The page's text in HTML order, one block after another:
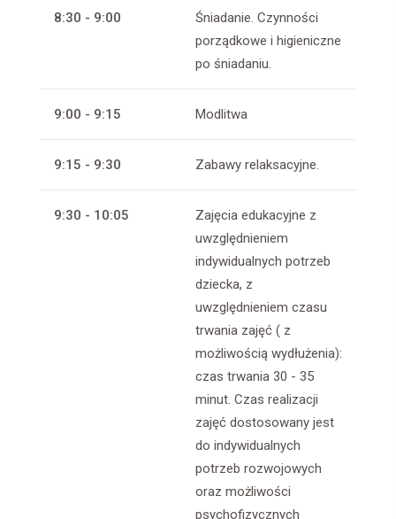
8:30 - 9:00
Śniadanie. Czynności
porządkowe i higieniczne
po śniadaniu.
9:00 - 9:15 Modlitwa
9:15 - 9:30 Zabawy relaksacyjne.
9:30 - 10:05
Zajęcia edukacyjne z
uwzględnieniem
indywidualnych potrzeb
dziecka, z
uwzględnieniem czasu
trwania zajęć ( z
możliwością wydłużenia):
czas trwania 30 - 35
minut. Czas realizacji
zajęć dostosowany jest
do indywidualnych
potrzeb rozwojowych
oraz możliwości
psychofizycznych